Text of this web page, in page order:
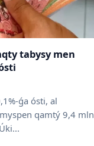
tabysy men
ǵa ósti, al
qamtý 9,4 mln